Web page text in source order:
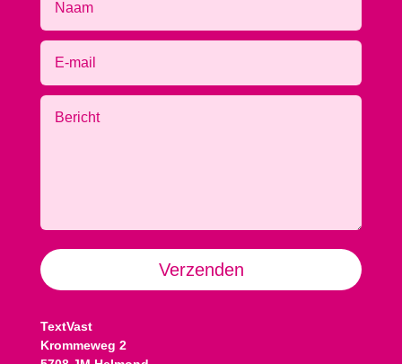
Verzenden
Alternative:
TextVast
Krommeweg 2